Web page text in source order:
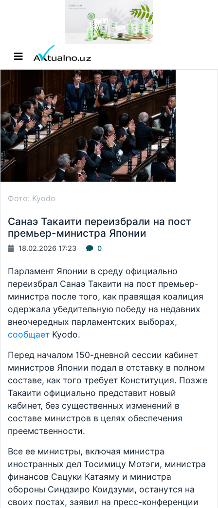
Фото: Kyodo
Санаэ Такаити переизбрали на пост
премьер-министра Японии
18.02.2026 17:23 0
Парламент Японии в среду официально
переизбрал Санаэ Такаити на пост премьер-
министра после того, как правящая коалиция
одержала убедительную победу на недавних
внеочередных парламентских выборах,
сообщает Kyodo.
Перед началом 150-дневной сессии кабинет
министров Японии подал в отставку в полном
составе, как того требует Конституция. Позже
Такаити официально представит новый
кабинет, без существенных изменений в
составе министров в целях обеспечения
преемственности.
Все ее министры, включая министра
иностранных дел Тосимицу Мотэги, министра
финансов Сацуки Катаяму и министра
обороны Синдзиро Коидзуми, останутся на
своих постах, заявил на пресс-конференции